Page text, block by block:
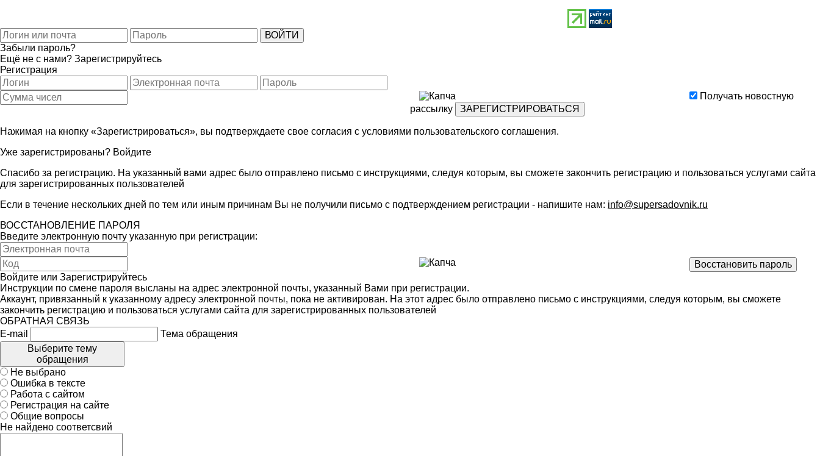
Забыли пароль?
Ещё не с нами? Зарегистрируйтесь
Регистрация
Получать новостную
рассылку
Нажимая на кнопку «Зарегистрироваться», вы подтверждаете свое согласия с условиями пользовательского соглашения.
Уже зарегистрированы? Войдите
Спасибо за регистрацию. На указанный вами адрес было отправлено письмо с инструкциями, следуя которым, вы сможете закончить регистрацию и пользоваться услугами сайта
для зарегистрированных пользователей
Если в течение нескольких дней по тем или иным причинам Вы не получили письмо с подтверждением регистрации - напишите нам: info@supersadovnik.ru
ВОССТАНОВЛЕНИЕ ПАРОЛЯ
Введите электронную почту указанную при регистрации:
Войдите или Зарегистрируйтесь
Инструкции по смене пароля высланы на адрес электронной почты, указанный Вами при регистрации.
Аккаунт, привязанный к указанному адресу электронной почты, пока не активирован. На этот адрес было отправлено письмо с инструкциями, следуя которым, вы сможете
закончить регистрацию и пользоваться услугами сайта для зарегистрированных пользователей
ОБРАТНАЯ СВЯЗЬ
E-mail
Тема обращения
Выберите тему
обращения
Не выбрано
Ошибка в тексте
Работа с сайтом
Регистрация на сайте
Общие вопросы
Не найдено соответсвий